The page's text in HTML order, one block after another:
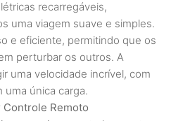
recarregáveis,
uma viagem suave e simples.
e eficiente, permitindo que os
perturbar os outros. A
uma velocidade incrível, com
uma única carga.
Remoto